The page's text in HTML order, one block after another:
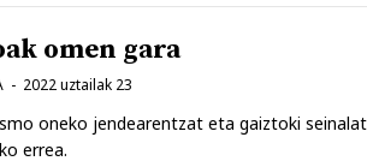
omen gara
2022 uztailak 23
oneko jendearentzat eta gaiztoki
errea.